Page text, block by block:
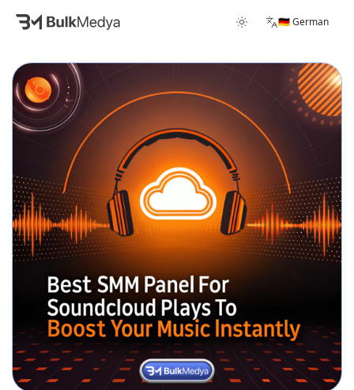
🇩🇪 German